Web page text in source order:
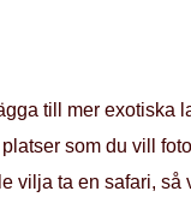
till mer exotiska
som du vill
vilja ta en safari, så